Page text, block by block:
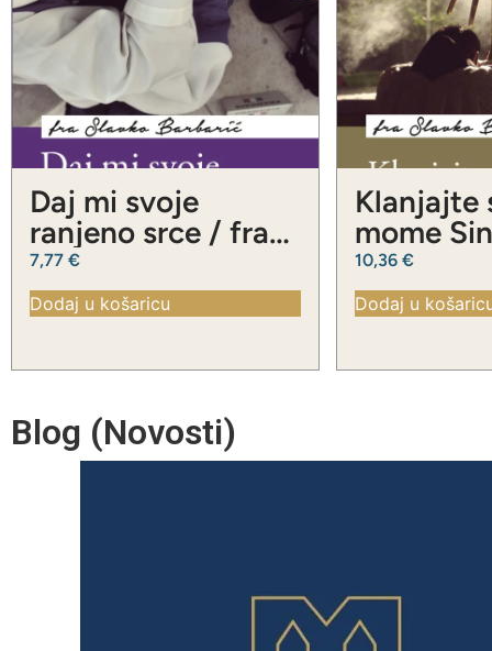
Daj mi svoje
ranjeno srce / fra
Slavko Barbarić
7,77 €
Dodaj u košaricu
Klanjajte
mome
Slavko
10,36 €
Dodaj u
Blog (Novosti)